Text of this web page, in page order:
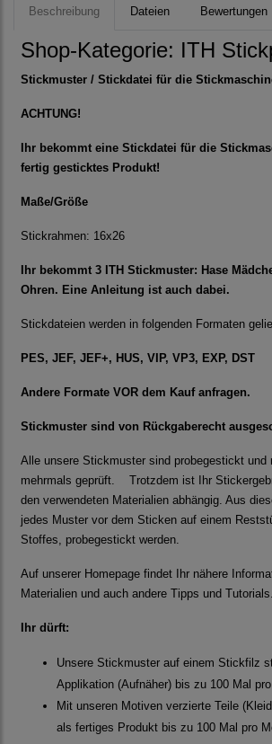
Beschreibung Dateien Bewertungen
Shop-Kategorie: ITH
Stickmuster / Stickdatei für die
ACHTUNG!
Ihr bekommt eine Stickdatei für die
fertig gesticktes Produkt!
Maße/Größe
Stickrahmen: 16x26
Ihr bekommt 3 ITH Stickmuster: Hase
Ohren. Eine Anleitung ist auch dabei.
Stickdateien werden in folgenden Formaten
PES, JEF, JEF+, HUS, VIP, VP3, EXP, DST
Andere Formate VOR dem Kauf anfragen.
Stickmuster sind von Rückgaberecht
Alle unsere Stickmuster sind probegestickt und
mehrmals geprüft. Trotzdem ist Ihr
den verwendeten Materialien abhängig. Aus
jedes Muster vor dem Sticken auf einem
Stoffes, probegestickt werden.
Auf unserer Homepage findet Ihr nähere
Materialien und auch andere Tipps und Tutorials.
Ihr dürft:
Unsere Stickmuster auf einem Stickfilz
Applikation (Aufnäher) bis zu 100 Mal
Mit unseren Motiven verzierte Teile
als fertiges Produkt bis zu 100 Mal pro